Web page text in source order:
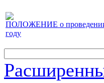
ПОЛОЖЕНИЕ о проведении
году